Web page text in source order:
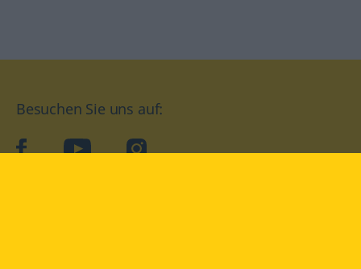
Besuchen Sie uns auf:
facebookYouTube Instagram